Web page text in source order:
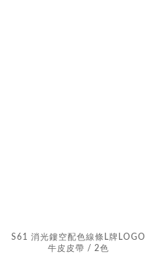
S61 消光鏤空配色線條L牌LOGO
牛皮皮帶 / 2色